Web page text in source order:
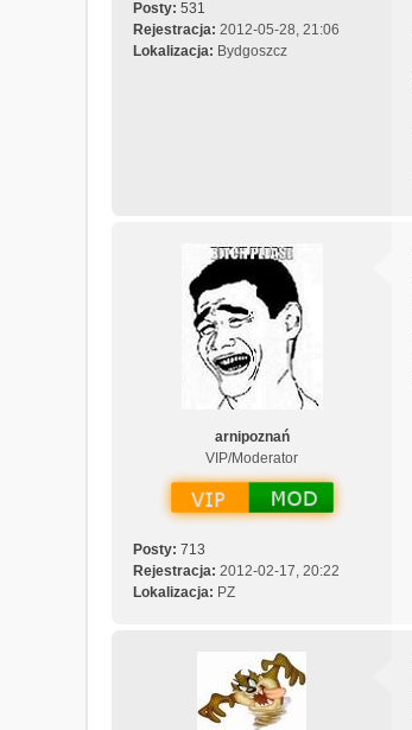
Posty: 531
Rejestracja: 2012-05-28, 21:06
Lokalizacja: Bydgoszcz
arnipoznań
VIP/Moderator
Posty: 713
Rejestracja: 2012-02-17, 20:22
Lokalizacja: PZ